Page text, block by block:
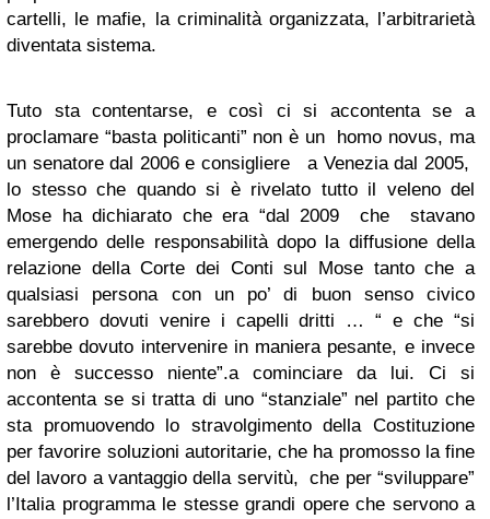
cartelli, le mafie, la criminalità organizzata, l’arbitrarietà
diventata sistema.
Tuto sta contentarse, e così ci si accontenta se a
proclamare “basta politicanti” non è un homo novus, ma
un senatore dal 2006 e consigliere a Venezia dal 2005,
lo stesso che quando si è rivelato tutto il veleno del
Mose ha dichiarato che era “dal 2009 che stavano
emergendo delle responsabilità dopo la diffusione della
relazione della Corte dei Conti sul Mose tanto che a
qualsiasi persona con un po’ di buon senso civico
sarebbero dovuti venire i capelli dritti … “ e che “si
sarebbe dovuto intervenire in maniera pesante, e invece
non è successo niente”.a cominciare da lui. Ci si
accontenta se si tratta di uno “stanziale” nel partito che
sta promuovendo lo stravolgimento della Costituzione
per favorire soluzioni autoritarie, che ha promosso la fine
del lavoro a vantaggio della servitù, che per “sviluppare”
l’Italia programma le stesse grandi opere che servono a